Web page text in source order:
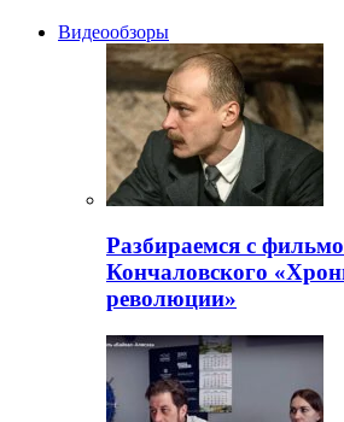
Видеообзоры
Разбираемся с
Кончаловского
революции»